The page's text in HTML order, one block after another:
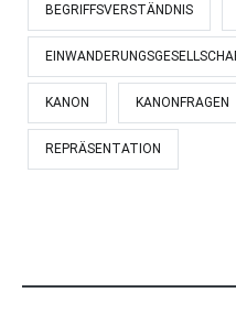
BEGRIFFSVERSTÄNDNIS
KANON KANONFRAGEN
REPRÄSENTATION